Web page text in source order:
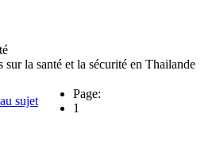
la santé et la sécurité en Thailande
sujet
Page:
1